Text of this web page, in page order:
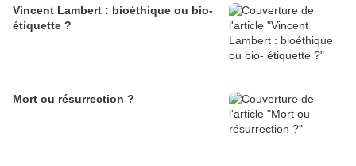
Vincent Lambert : bioéthique ou bio-
étiquette ?
Mort ou résurrection ?